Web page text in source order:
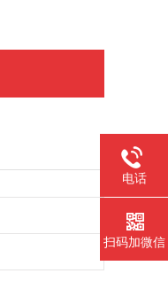
电话
扫码加微信